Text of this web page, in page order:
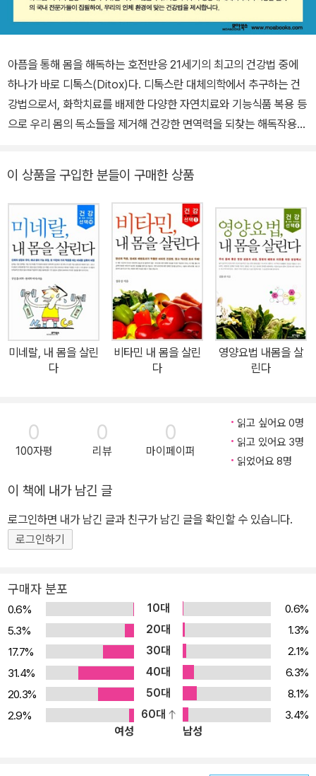
아픔을 통해 몸을 해독하는 호전반응 21세기의 최고의 건강법 중에
하나가 바로 디톡스(Ditox)다. 디톡스란 대체의학에서 추구하는 건
강법으로서, 화학치료를 배제한 다양한 자연치료와 기능식품 복용 등
으로 우리 몸의 독소들을 제거해 건강한 면역력을 되찾는 해독작용을
정상적 생장을 위한 화학비료와 성장촉진제의 사용, 도시의 공업화,
산업화로 인한 수질과 대기오염, 자동차의 증가로 인한 대기의 피폐
화로 인해 수많은 독소를 체내에 축적하고 있다. 이럴 때 기능식품 섭
취를 통해 우리 몸에 들어온 순수한 영양소는 우리 몸을 정화시키고
체내 조직을 정비하는 역할을 하며, 이때 반드시 호전반응이라는 치
유 현상을 일으킨다. 즉 다양한 형태의 통증과 불편감이 우리 몸의 청
소부 역할을 하고, 이 불편감과 통증을 즐기며 이겨내야만 몸의 해독
이라는 궁극적인 목표에 도달할 수 있는 것이다. 여기서 다시 한번
“아프다면 그냥 내버려두라!”는 의학계의 오랜 전통을 기억해보자.
우리는 어린 시절부터 다양한 질병들을 겪으면서 스스로 면역력을 길
증상이 나타나면 무조건 약이나 수술을 통해 억제하는 현대 서양의학
의 패러다임에 길들여져 온 우리에게 호전반응은 아직 부정확하고 낯
선 것으로 여겨질 수 있다. 하지만 이제 세계는 동양적 관점에서 질병
유력을 극대화해서 질병을 극복하는 호전반응이 핵심적인 미래 건강
패러다임으로 등장할 것이다. 이 책이 바로 그 놀라운 자연치유의 세
계로 들어가는 첫 걸음이 되기를 바라며, 현대인 개개인들 또한 진정
이 상품을 구입한 분들이 구매한 상품
미네랄, 내 몸을 살린
다
비타민 내 몸을 살린
다
영양요법 내몸을 살
린다
0
100자평
0
리뷰
0
마이페이퍼
읽고 싶어요 0명
읽고 있어요 3명
읽었어요 8명
이 책에 내가 남긴 글
로그인하면 내가 남긴 글과 친구가 남긴 글을 확인할 수 있습니다.
로그인하기
구매자 분포
0.6% 10대
0.6%
5.3%
20대
1.3%
17.7%
30대
2.1%
31.4%
40대
6.3%
20.3%
50대
8.1%
2.9%
60대
3.4%
여성
남성